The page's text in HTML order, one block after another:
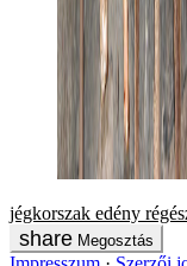
jégkorszak edény
Megosztás